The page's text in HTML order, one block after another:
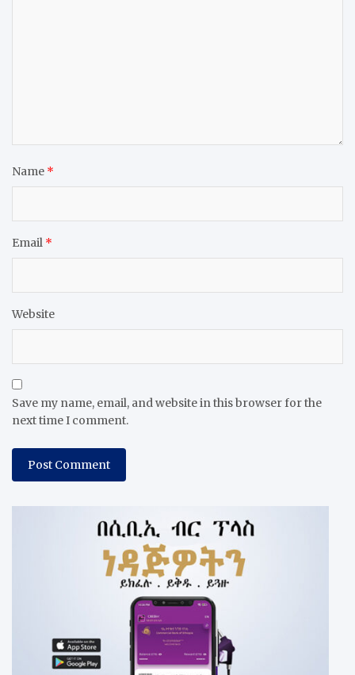
Name *
Email *
Website
Save my name, email, and website in this browser for the
next time I comment.